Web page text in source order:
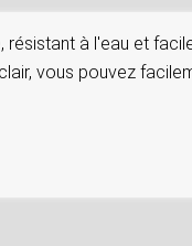
à l'eau et
vous pouvez